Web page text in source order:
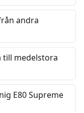
andra
till medelstora
E80 Supreme